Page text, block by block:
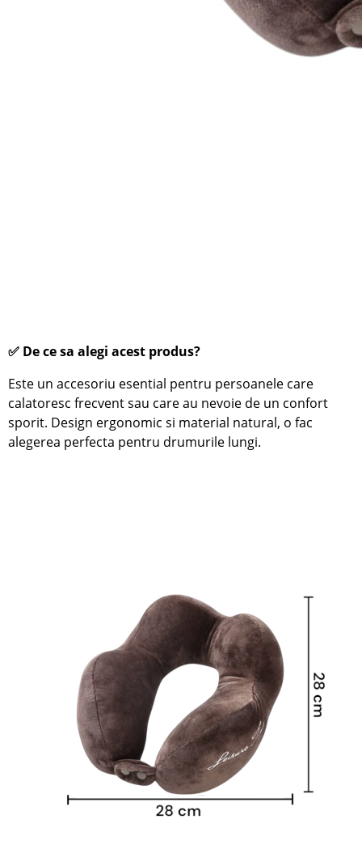
✅ De ce sa alegi acest produs?
Este un accesoriu esential pentru persoanele care
calatoresc frecvent sau care au nevoie de un confort
sporit. Design ergonomic si material natural, o fac
alegerea perfecta pentru drumurile lungi.